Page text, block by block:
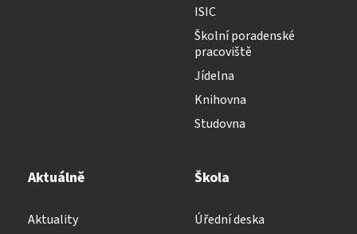
ISIC
Školní poradenské
pracoviště
Jídelna
Knihovna
Studovna
Aktuálně
Aktuality
Škola
Úřední deska